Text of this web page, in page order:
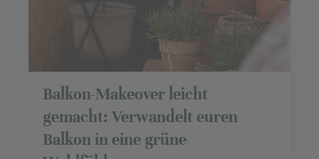
Balkon-Makeover leicht
gemacht: Verwandelt euren
Balkon in eine grüne